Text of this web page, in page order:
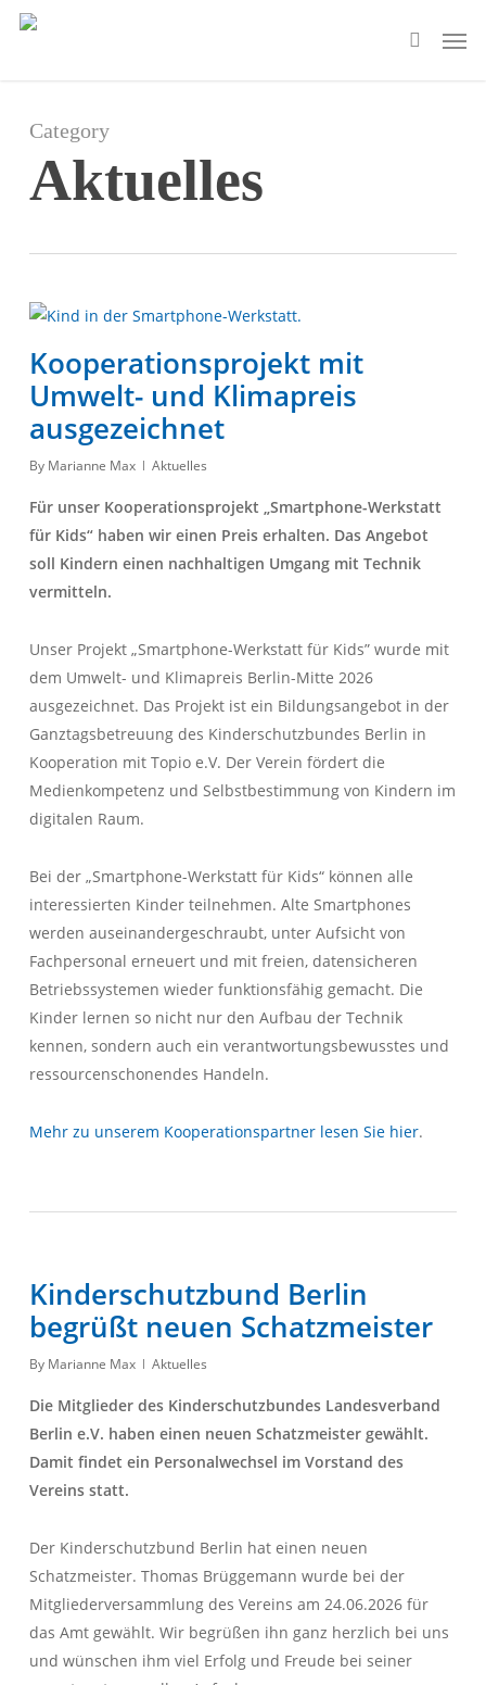
Skip
search
Category
Aktuelles
Kooperationsprojekt mit
Umwelt- und Klimapreis
ausgezeichnet
By Marianne Max Aktuelles
Für unser Kooperationsprojekt „Smartphone-Werkstatt
für Kids“ haben wir einen Preis erhalten. Das Angebot
soll Kindern einen nachhaltigen Umgang mit Technik
vermitteln.
Unser Projekt „Smartphone-Werkstatt für Kids” wurde mit
dem Umwelt- und Klimapreis Berlin-Mitte 2026
ausgezeichnet. Das Projekt ist ein Bildungsangebot in der
Ganztagsbetreuung des Kinderschutzbundes Berlin in
Kooperation mit Topio e.V. Der Verein fördert die
Medienkompetenz und Selbstbestimmung von Kindern im
digitalen Raum.
Bei der „Smartphone-Werkstatt für Kids“ können alle
interessierten Kinder teilnehmen. Alte Smartphones
werden auseinandergeschraubt, unter Aufsicht von
Fachpersonal erneuert und mit freien, datensicheren
Betriebssystemen wieder funktionsfähig gemacht. Die
Kinder lernen so nicht nur den Aufbau der Technik
kennen, sondern auch ein verantwortungsbewusstes und
ressourcenschonendes Handeln.
Mehr zu unserem Kooperationspartner lesen Sie hier.
Kinderschutzbund Berlin
begrüßt neuen Schatzmeister
By Marianne Max Aktuelles
Die Mitglieder des Kinderschutzbundes Landesverband
Berlin e.V. haben einen neuen Schatzmeister gewählt.
Damit findet ein Personalwechsel im Vorstand des
Vereins statt.
Der Kinderschutzbund Berlin hat einen neuen
Schatzmeister. Thomas Brüggemann wurde bei der
Mitgliederversammlung des Vereins am 24.06.2026 für
das Amt gewählt. Wir begrüßen ihn ganz herzlich bei uns
und wünschen ihm viel Erfolg und Freude bei seiner